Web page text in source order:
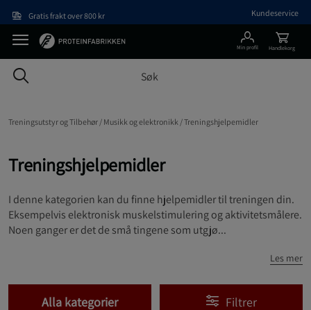
Gratis frakt over 800 kr Kundeservice
Min profil Handlekorg
Treningsutstyr og Tilbehør / Musikk og elektronikk /Treningshjelpemidler
Treningshjelpemidler
I denne kategorien kan du finne hjelpemidler til treningen din.
Eksempelvis elektronisk muskelstimulering og aktivitetsmålere.
Noen ganger er det de små tingene som utgjø...
Les mer
Alla kategorier Filtrer